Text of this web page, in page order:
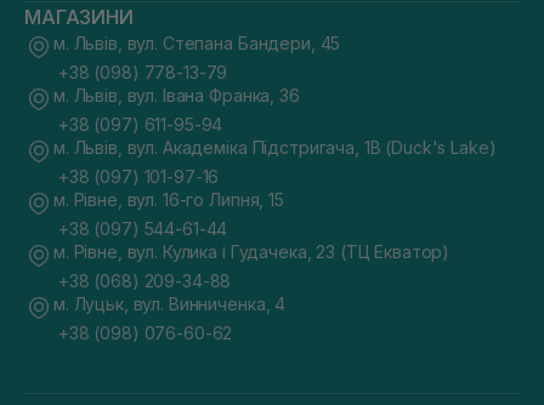
МАГАЗИНИ
м. Львів, вул. Степана Бандери, 45
+38 (098) 778-13-79
м. Львів, вул. Івана Франка, 36
+38 (097) 611-95-94
м. Львів, вул. Академіка Підстригача, 1В (Duck's Lake)
+38 (097) 101-97-16
м. Рівне, вул. 16-го Липня, 15
+38 (097) 544-61-44
м. Рівне, вул. Кулика і Гудачека, 23 (ТЦ Екватор)
+38 (068) 209-34-88
м. Луцьк, вул. Винниченка, 4
+38 (098) 076-60-62